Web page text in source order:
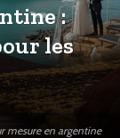
mesure en argentine
:
les